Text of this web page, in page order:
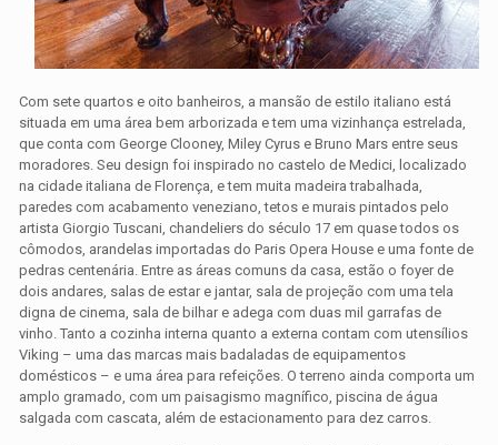
Com sete quartos e oito banheiros, a mansão de estilo italiano está
situada em uma área bem arborizada e tem uma vizinhança estrelada,
que conta com George Clooney, Miley Cyrus e Bruno Mars entre seus
moradores. Seu design foi inspirado no castelo de Medici, localizado
na cidade italiana de Florença, e tem muita madeira trabalhada,
paredes com acabamento veneziano, tetos e murais pintados pelo
artista Giorgio Tuscani, chandeliers do século 17 em quase todos os
cômodos, arandelas importadas do Paris Opera House e uma fonte de
pedras centenária. Entre as áreas comuns da casa, estão o foyer de
dois andares, salas de estar e jantar, sala de projeção com uma tela
digna de cinema, sala de bilhar e adega com duas mil garrafas de
vinho. Tanto a cozinha interna quanto a externa contam com utensílios
Viking – uma das marcas mais badaladas de equipamentos
domésticos – e uma área para refeições. O terreno ainda comporta um
amplo gramado, com um paisagismo magnífico, piscina de água
salgada com cascata, além de estacionamento para dez carros.